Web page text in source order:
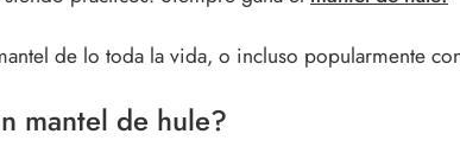
de lo toda la vida, o incluso popularmente
mantel de hule?